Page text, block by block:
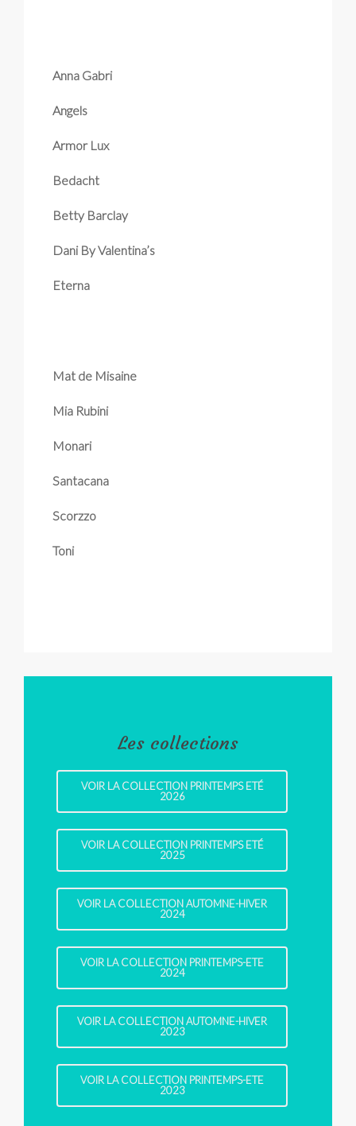
Anna Gabri
Angels
Armor Lux
Bedacht
Betty Barclay
Dani By Valentina’s
Eterna
Mat de Misaine
Mia Rubini
Monari
Santacana
Scorzzo
Toni
Les collections
VOIR LA COLLECTION PRINTEMPS ETÉ
2026
VOIR LA COLLECTION PRINTEMPS ETÉ
2025
VOIR LA COLLECTION AUTOMNE-HIVER
2024
VOIR LA COLLECTION PRINTEMPS-ETE
2024
VOIR LA COLLECTION AUTOMNE-HIVER
2023
VOIR LA COLLECTION PRINTEMPS-ETE
2023